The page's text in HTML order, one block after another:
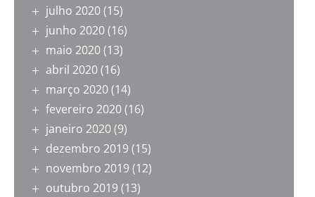
julho 2020(15)
junho 2020(16)
maio 2020(13)
abril 2020(16)
março 2020(14)
fevereiro 2020(16)
janeiro 2020(9)
dezembro 2019(15)
novembro 2019(12)
outubro 2019(13)